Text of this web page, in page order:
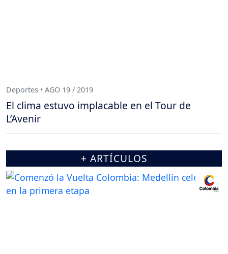
Deportes • AGO 19 / 2019
El clima estuvo implacable en el Tour de
L’Avenir
+ ARTÍCULOS